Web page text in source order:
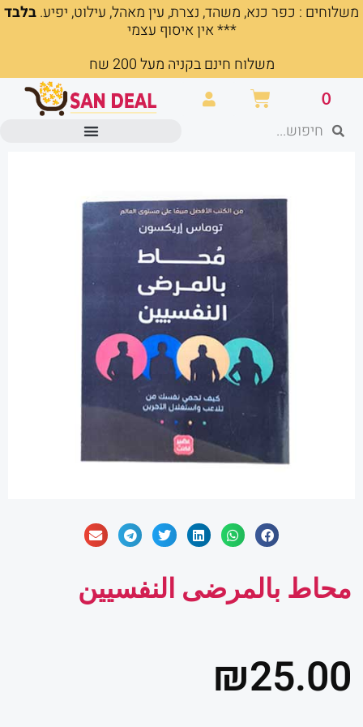
דילוג
משלוחים : כפר כנא, משהד, נצרת, עין מאהל, עילוט, יפיע.בלבד
*** אין איסוף עצמי
משלוח חינם בקניה מעל 200 שח
0 עגלת
קניות חיפושחיפוש
محاط بالمرضى النفسيين
₪25.00